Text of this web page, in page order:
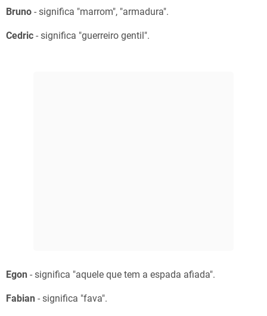
Bruno - significa "marrom", "armadura".
Cedric - significa "guerreiro gentil".
Egon - significa "aquele que tem a espada afiada".
Fabian - significa "fava".